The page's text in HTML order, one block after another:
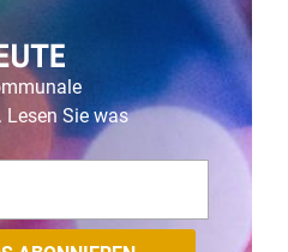
Lesen Sie was